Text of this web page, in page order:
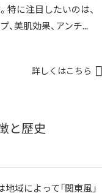
特に注目したいのは、
、美肌効果、アンチ...
詳しくはこちら
と歴史
域によって「関東風」